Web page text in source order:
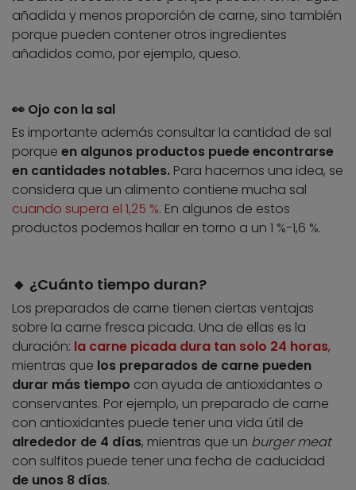
añadida y menos proporción de carne, sino también
porque pueden contener otros ingredientes
añadidos como, por ejemplo, queso.
👀 Ojo con la sal
Es importante además consultar la cantidad de sal
porque en algunos productos puede encontrarse
en cantidades notables. Para hacernos una idea, se
considera que un alimento contiene mucha sal
cuando supera el 1,25 %. En algunos de estos
productos podemos hallar en torno a un 1 %-1,6 %.
🔸 ¿Cuánto tiempo duran?
Los preparados de carne tienen ciertas ventajas
sobre la carne fresca picada. Una de ellas es la
duración: la carne picada dura tan solo 24 horas,
mientras que los preparados de carne pueden
durar más tiempo con ayuda de antioxidantes o
conservantes. Por ejemplo, un preparado de carne
con antioxidantes puede tener una vida útil de
alrededor de 4 días, mientras que un burger meat
con sulfitos puede tener una fecha de caducidad
de unos 8 días.